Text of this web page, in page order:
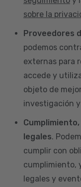
sobre la
Proveedores
podemos
externas para
accede y
objeto de
investigación
legales.
cumplir con
cumplimiento,
legales y